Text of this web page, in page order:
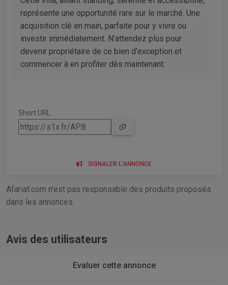
représente une opportunité rare sur le marché. Une
acquisition clé en main, parfaite pour y vivre ou
investir immédiatement. N’attendez plus pour
devenir propriétaire de ce bien d’exception et
commencer à en profiter dès maintenant.
Short URL:
SIGNALER L'ANNONCE
Afariat.com n'est pas responsable des produits proposés
dans les annonces.
Avis des utilisateurs
Evaluer cette annonce